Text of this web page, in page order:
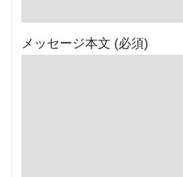
メッセージ本文 (必須)